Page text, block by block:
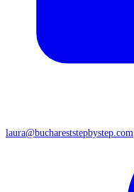
laura@buchareststepbystep.com